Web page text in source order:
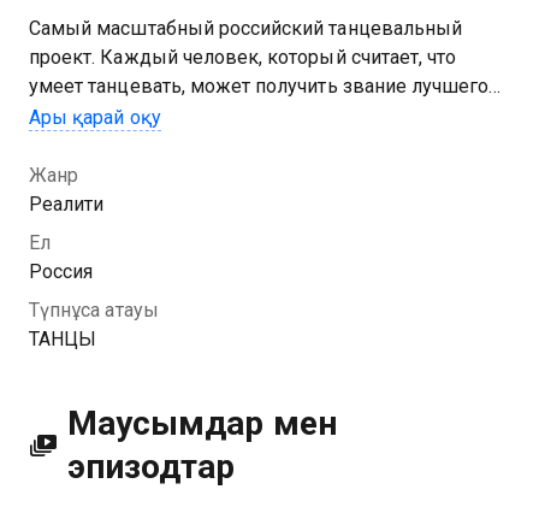
Самый масштабный российский танцевальный
проект. Каждый человек, который считает, что
умеет танцевать, может получить звание лучшего
танцора страны и стать звездой.
1 маусымын ТАНЦЫ сериалының онлайн көру
мүмкіндігіңіз бар, ол тегін және жоғары сапалы HD
форматында Қазахтелеком арқылы қолжетімді.
Ары қарай оқу
Жанр
Реалити
Ел
Россия
Түпнұсқа атауы
ТАНЦЫ
Маусымдар мен
эпизодтар